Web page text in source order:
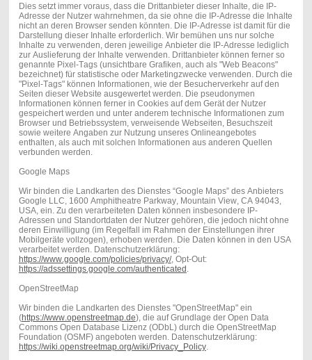
Dies setzt immer voraus, dass die Drittanbieter dieser Inhalte, die IP-
Adresse der Nutzer wahrnehmen, da sie ohne die IP-Adresse die Inhalte
nicht an deren Browser senden könnten. Die IP-Adresse ist damit für die
Darstellung dieser Inhalte erforderlich. Wir bemühen uns nur solche
Inhalte zu verwenden, deren jeweilige Anbieter die IP-Adresse lediglich
zur Auslieferung der Inhalte verwenden. Drittanbieter können ferner so
genannte Pixel-Tags (unsichtbare Grafiken, auch als "Web Beacons"
bezeichnet) für statistische oder Marketingzwecke verwenden. Durch die
"Pixel-Tags" können Informationen, wie der Besucherverkehr auf den
Seiten dieser Website ausgewertet werden. Die pseudonymen
Informationen können ferner in Cookies auf dem Gerät der Nutzer
gespeichert werden und unter anderem technische Informationen zum
Browser und Betriebssystem, verweisende Webseiten, Besuchszeit
sowie weitere Angaben zur Nutzung unseres Onlineangebotes
enthalten, als auch mit solchen Informationen aus anderen Quellen
verbunden werden.
Google Maps
Wir binden die Landkarten des Dienstes “Google Maps” des Anbieters
Google LLC, 1600 Amphitheatre Parkway, Mountain View, CA 94043,
USA, ein. Zu den verarbeiteten Daten können insbesondere IP-
Adressen und Standortdaten der Nutzer gehören, die jedoch nicht ohne
deren Einwilligung (im Regelfall im Rahmen der Einstellungen ihrer
Mobilgeräte vollzogen), erhoben werden. Die Daten können in den USA
verarbeitet werden. Datenschutzerklärung:
https://www.google.com/policies/privacy/, Opt-Out:
https://adssettings.google.com/authenticated
OpenStreetMap
Wir binden die Landkarten des Dienstes "OpenStreetMap" ein
(https://www.openstreetmap.de), die auf Grundlage der Open Data
Commons Open Database Lizenz (ODbL) durch die OpenStreetMap
Foundation (OSMF) angeboten werden. Datenschutzerklärung:
https://wiki.openstreetmap.org/wiki/Privacy_Policy.